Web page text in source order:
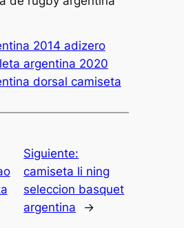
2014 adizero
argentina 2020
dorsal camiseta
Siguiente:
camiseta li ning
seleccion basquet
argentina
→